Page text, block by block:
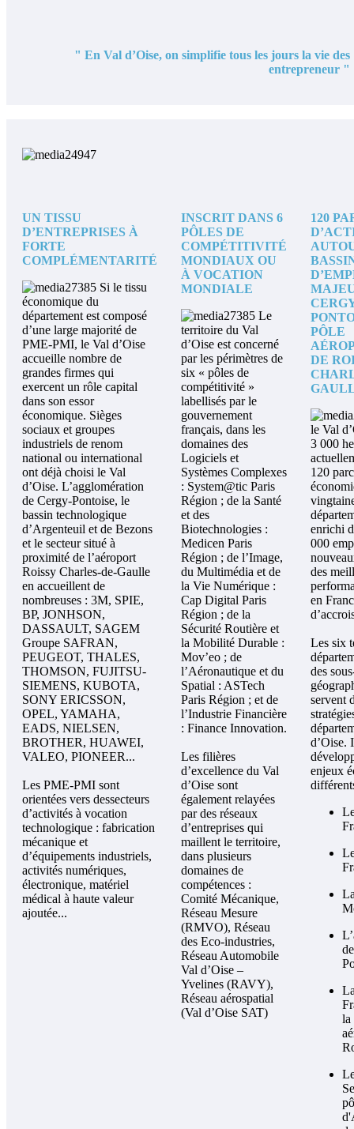
" En Val d’Oise, on simplifie tous les jours la vie des
entrepreneur "
UN TISSU
D’ENTREPRISES À
FORTE
COMPLÉMENTARITÉ
Si le tissu
économique du
département est composé
d’une large majorité de
PME-PMI, le Val d’Oise
accueille nombre de
grandes firmes qui
exercent un rôle capital
dans son essor
économique. Sièges
sociaux et groupes
industriels de renom
national ou international
ont déjà choisi le Val
d’Oise. L’agglomération
de Cergy-Pontoise, le
bassin technologique
d’Argenteuil et de Bezons
et le secteur situé à
proximité de l’aéroport
Roissy Charles-de-Gaulle
en accueillent de
nombreuses : 3M, SPIE,
BP, JONHSON,
DASSAULT, SAGEM
Groupe SAFRAN,
PEUGEOT, THALES,
THOMSON, FUJITSU-
SIEMENS, KUBOTA,
SONY ERICSSON,
OPEL, YAMAHA,
EADS, NIELSEN,
BROTHER, HUAWEI,
VALEO, PIONEER...
Les PME-PMI sont
orientées vers dessecteurs
d’activités à vocation
technologique : fabrication
mécanique et
d’équipements industriels,
activités numériques,
électronique, matériel
médical à haute valeur
ajoutée...
INSCRIT DANS 6
PÔLES DE
COMPÉTITIVITÉ
MONDIAUX OU
À VOCATION
MONDIALE
Le
territoire du Val
d’Oise est concerné
par les périmètres de
six « pôles de
compétitivité »
labellisés par le
gouvernement
français, dans les
domaines des
Logiciels et
Systèmes Complexes
: System@tic Paris
Région ; de la Santé
et des
Biotechnologies :
Medicen Paris
Région ; de l’Image,
du Multimédia et de
la Vie Numérique :
Cap Digital Paris
Région ; de la
Sécurité Routière et
la Mobilité Durable :
Mov’eo ; de
l’Aéronautique et du
Spatial : ASTech
Paris Région ; et de
l’Industrie Financière
: Finance Innovation.
Les filières
d’excellence du Val
d’Oise sont
également relayées
par des réseaux
d’entreprises qui
maillent le territoire,
dans plusieurs
domaines de
compétences :
Comité Mécanique,
Réseau Mesure
(RMVO), Réseau
des Eco-industries,
Réseau Automobile
Val d’Oise –
Yvelines (RAVY),
Réseau aérospatial
(Val d’Oise SAT)
120
PÔLE
DE
le Val
3 000
120
enrichi
000
des
en
Les six
des
servent
d’Oise.
enjeux